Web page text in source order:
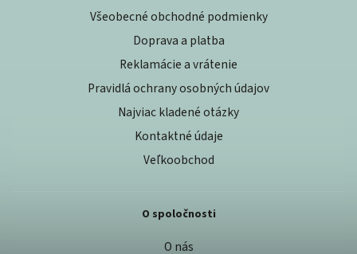
Všeobecné obchodné podmienky
Doprava a platba
Reklamácie a vrátenie
Pravidlá ochrany osobných údajov
Najviac kladené otázky
Kontaktné údaje
Veľkoobchod
O spoločnosti
O nás